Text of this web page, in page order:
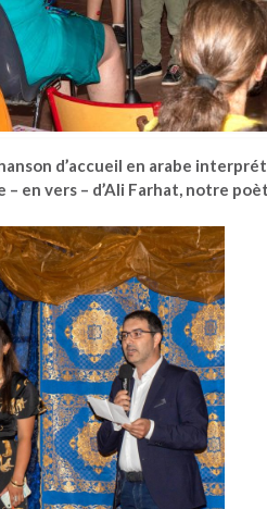
d’accueil en arabe
– en vers – d’Ali Farhat, notre